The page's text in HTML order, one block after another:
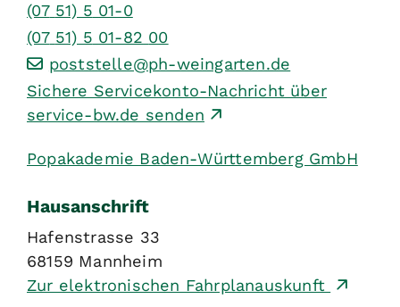
(07 51) 5 01-0
(07 51) 5 01-82 00
poststelle@ph-weingarten.de
Sichere Servicekonto-Nachricht über
service-bw.de senden
Popakademie Baden-Württemberg GmbH
Hausanschrift
Hafenstrasse 33
68159 Mannheim
Zur elektronischen Fahrplanauskunft